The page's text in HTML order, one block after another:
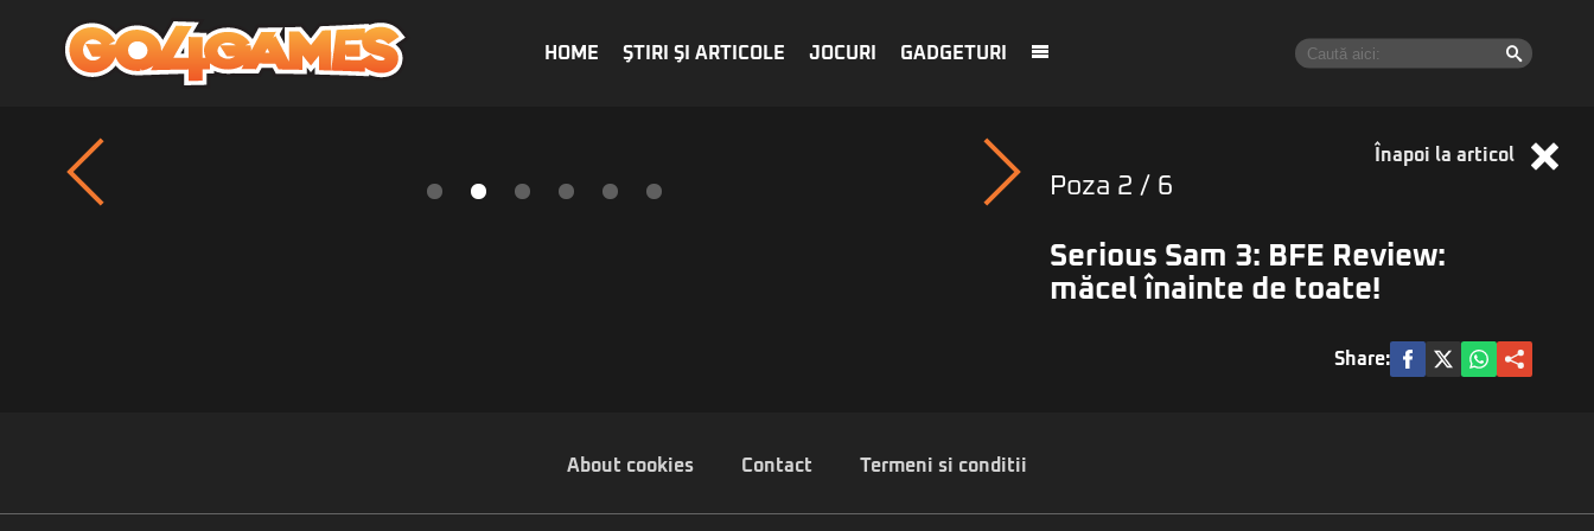
HOME ŞTIRI ŞI ARTICOLE JOCURI GADGETURI
Înapoi la articol
Poza 2 / 6
Serious Sam 3: BFE Review:
măcel înainte de toate!
Share:
About cookies Contact Termeni si conditii